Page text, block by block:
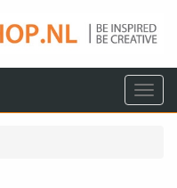
Menu